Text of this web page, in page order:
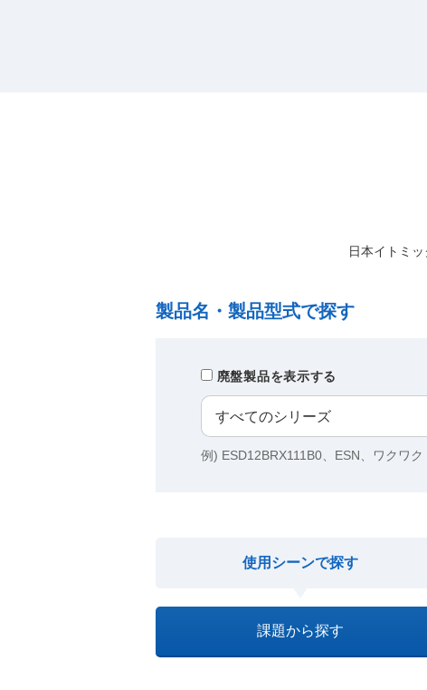
日本イトミ
製品名・製品型式で探す
廃盤製品を表示する
例) ESD12BRX111B0、ESN、ワクワク
使用シーンで探す
課題から探す